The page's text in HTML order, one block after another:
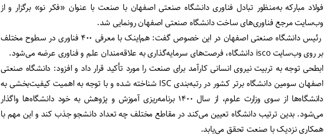
فولاد مبارکه به‌منظور تبادل فناوری دانشگاه صنعتی اصفهان با صنعت با عنوان «فکر نو» برگزار و از
وب‌سایت مرجع فناوری‌های ساخت دانشگاه صنعتی اصفهان رونمایی شد.
رئیس دانشگاه صنعتی اصفهان در این خصوص گفت: هم‌اینک با معرفی ۴۰۰ فناوری در سطوح مختلف
بر روی وب‌سایت isco دانشگاه، فرصت‌های سرمایه‌گذاری به علاقه‌مندان علم و فناوری عرضه می‌شود.
ابطحی توجه به تربیت نیروی انسانی کارآمد برای صنعت را مورد تأکید قرار داد و افزود: دانشگاه صنعتی
اصفهان سومین دانشگاه برتر کشور در رتبه‌بندی ISC شناخته شده و با توجه به اهمیت کیفیت‌بخشی به
دانشگاه‌ها از سوی وزارت علوم، از سال ۱۴۰۰ برنامه‌ریزی آموزش و پژوهش به خود دانشگاه‌ها واگذار
می‌شود. بدین ترتیب دانشگاه تعیین می‌کند در مقاطع مختلف چه تعداد دانشجو جذب کند و این مهم با
همکاری نزدیک با صنعت تحقق می‌یابد.